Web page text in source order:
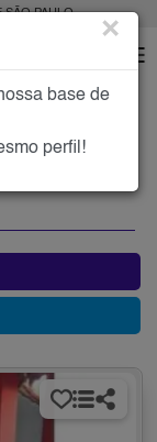
SÃO PAULO
São Paulo
×
base de
perfil!